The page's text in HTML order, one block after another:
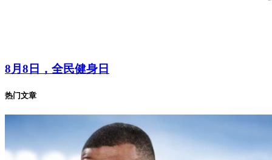
8月8日，全民健身日
热门文章